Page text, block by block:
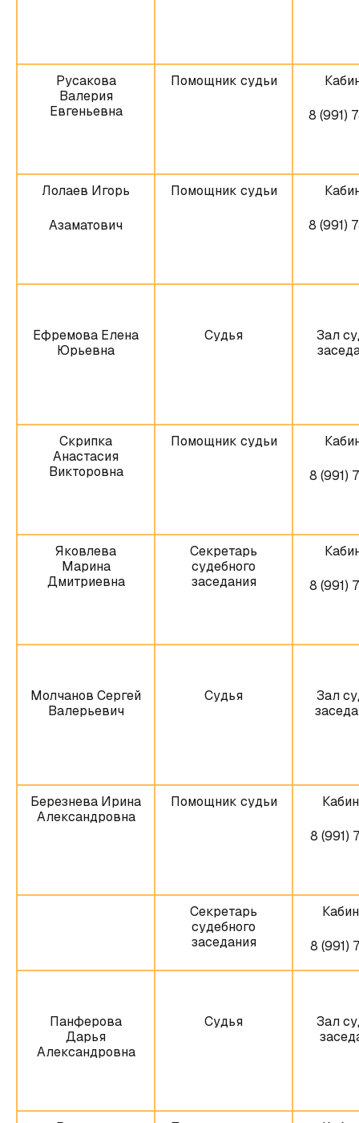
Русакова
Валерия
Евгеньевна
Помощник судьи
8 (991)
Лолаев Игорь
Азаматович
Помощник судьи
8 (991)
Ефремова Елена
Юрьевна
Судья
Зал
Скрипка
Анастасия
Викторовна
Помощник судьи
8 (991)
Яковлева
Марина
Дмитриевна
Секретарь
судебного
заседания
8 (991)
Молчанов Сергей
Валерьевич
Судья
Зал
Березнева Ирина
Александровна
Помощник судьи
8 (991)
Секретарь
судебного
заседания
8 (991)
Панферова
Дарья
Александровна
Судья
Зал